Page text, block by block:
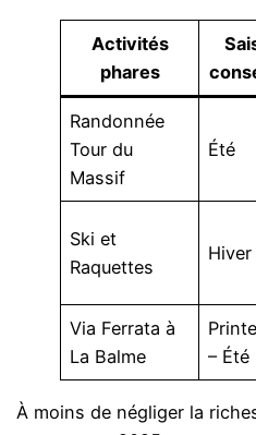
Activités
phares
Randonnée
Tour du
Massif
Été
Ski et
Raquettes
Hiver
Via Ferrata à
La Balme
– Été
À moins de négliger la